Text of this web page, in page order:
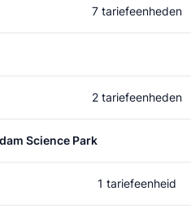
7 tariefeenheden
2 tariefeenheden
Science Park
1 tariefeenheid